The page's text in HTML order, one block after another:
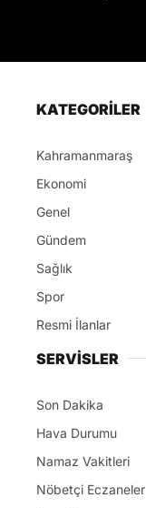
KATEGORİLER
Kahramanmaraş
Ekonomi
Genel
Gündem
Sağlık
Spor
Resmi İlanlar
SERVİSLER
Son Dakika
Hava Durumu
Namaz Vakitleri
Nöbetçi Eczaneler